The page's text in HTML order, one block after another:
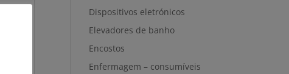
Dispositivos eletrónicos
Elevadores de banho
Encostos
Enfermagem – consumíveis